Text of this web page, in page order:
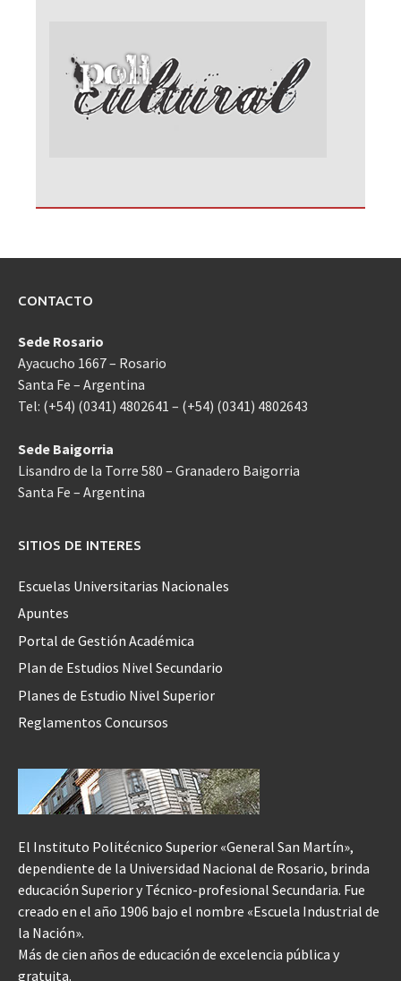
CONTACTO
Sede Rosario
Ayacucho 1667 – Rosario
Santa Fe – Argentina
Tel: (+54) (0341) 4802641 – (+54) (0341) 4802643
Sede Baigorria
Lisandro de la Torre 580 – Granadero Baigorria
Santa Fe – Argentina
SITIOS DE INTERES
Escuelas Universitarias Nacionales
Apuntes
Portal de Gestión Académica
Plan de Estudios Nivel Secundario
Planes de Estudio Nivel Superior
Reglamentos Concursos
El Instituto Politécnico Superior «General San Martín»,
dependiente de la Universidad Nacional de Rosario, brinda
educación Superior y Técnico-profesional Secundaria. Fue
creado en el año 1906 bajo el nombre «Escuela Industrial de
la Nación».
Más de cien años de educación de excelencia pública y
gratuita.